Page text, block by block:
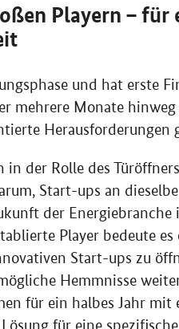
Playern – für
und hat erste
mehrere Monate
Herausforderungen
der Rolle des
Start-ups an
der Energiebranche
Player bedeute
Start-ups zu
Hemmnisse
für ein halbes Jahr mit
für eine